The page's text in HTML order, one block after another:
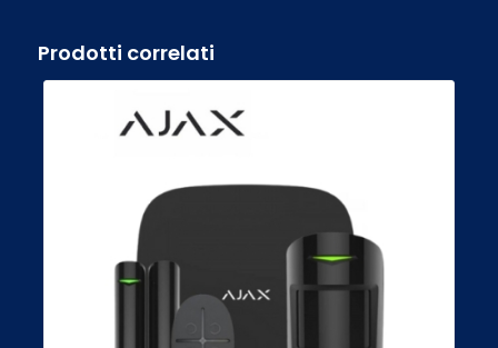
Prodotti correlati